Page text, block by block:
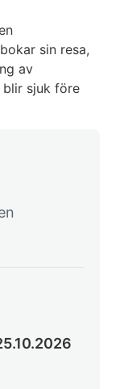
sin resa,
av
sjuk före